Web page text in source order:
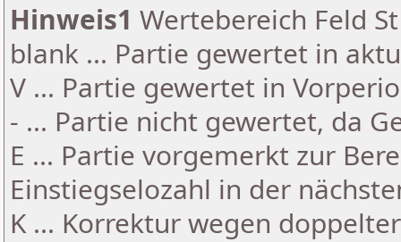
Hinweis1 Wertebereich Feld
blank ... Partie gewertet in
V ... Partie gewertet in
- ... Partie nicht gewertet, da
E ... Partie vorgemerkt zur
Einstiegselozahl in der
K ... Korrektur wegen